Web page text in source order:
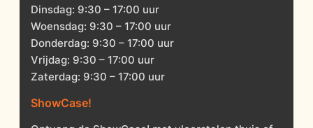
Dinsdag: 9:30 – 17:00 uur
Woensdag: 9:30 – 17:00 uur
Donderdag: 9:30 – 17:00 uur
Vrijdag: 9:30 – 17:00 uur
Zaterdag: 9:30 – 17:00 uur
ShowCase!